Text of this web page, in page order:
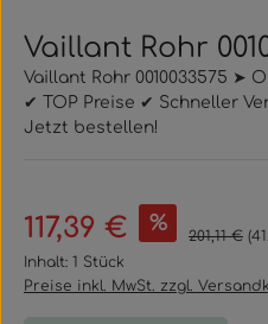
Vaillant Rohr
Vaillant Rohr 0010033575 ➤
✔ TOP Preise ✔ Schneller
Jetzt bestellen!
Verkaufspreis:
117,39 € % Regulärer
201,11 €
Inhalt: 1 Stück
Preise inkl. MwSt. zzgl.